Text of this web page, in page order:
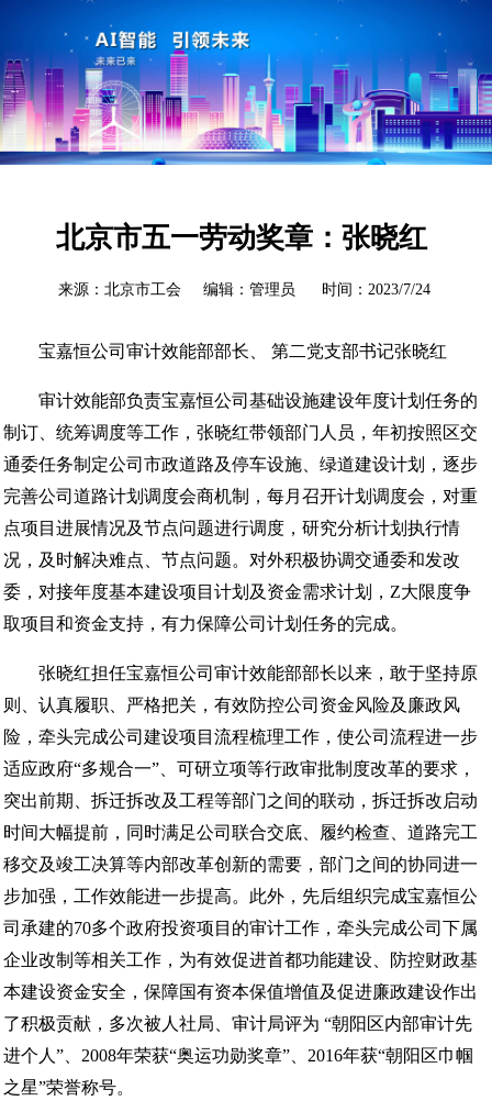
北京市五一劳动奖章：张晓红
来源：北京市工会 编辑：管理员 时间：2023/7/24
宝嘉恒公司审计效能部部长、 第二党支部书记张晓红
审计效能部负责宝嘉恒公司基础设施建设年度计划任务的
制订、统筹调度等工作，张晓红带领部门人员，年初按照区交
通委任务制定公司市政道路及停车设施、绿道建设计划，逐步
完善公司道路计划调度会商机制，每月召开计划调度会，对重
点项目进展情况及节点问题进行调度，研究分析计划执行情
况，及时解决难点、节点问题。对外积极协调交通委和发改
委，对接年度基本建设项目计划及资金需求计划，Z大限度争
取项目和资金支持，有力保障公司计划任务的完成。
张晓红担任宝嘉恒公司审计效能部部长以来，敢于坚持原
则、认真履职、严格把关，有效防控公司资金风险及廉政风
险，牵头完成公司建设项目流程梳理工作，使公司流程进一步
适应政府“多规合一”、可研立项等行政审批制度改革的要求，
突出前期、拆迁拆改及工程等部门之间的联动，拆迁拆改启动
时间大幅提前，同时满足公司联合交底、履约检查、道路完工
移交及竣工决算等内部改革创新的需要，部门之间的协同进一
步加强，工作效能进一步提高。此外，先后组织完成宝嘉恒公
司承建的70多个政府投资项目的审计工作，牵头完成公司下属
企业改制等相关工作，为有效促进首都功能建设、防控财政基
本建设资金安全，保障国有资本保值增值及促进廉政建设作出
了积极贡献，多次被人社局、审计局评为 “朝阳区内部审计先
进个人”、2008年荣获“奥运功勋奖章”、2016年获“朝阳区巾帼
之星”荣誉称号。